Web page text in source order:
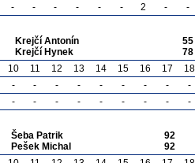
- - - - - - 2 - -
Krejčí Antonín
Krejčí Hynek
55
78
10 11 12 13 14 15 16 17
18
- - - - - - - -
-
- - - - - - - - -
Šeba Patrik
Pešek Michal
92
92